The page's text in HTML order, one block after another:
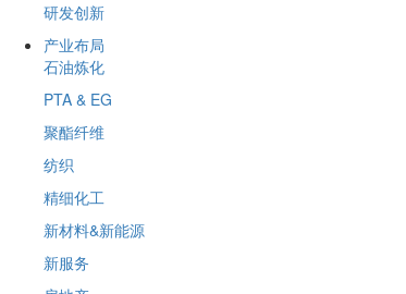
研发创新
产业布局
石油炼化
PTA & EG
聚酯纤维
纺织
精细化工
新材料&新能源
新服务